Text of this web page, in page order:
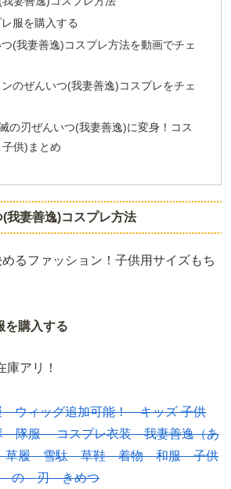
服を購入する
(我妻善逸)コスプレ方法を動画でチェ
のぜんいつ(我妻善逸)コスプレをチェ
の刃ぜんいつ(我妻善逸)に変身！コス
供)まとめ
我妻善逸)コスプレ方法
るファッション！子供用サイズもち
を購入する
アリ！
ィッグ追加可能！ キッズ 子供
隊服 コスプレ衣装 我妻善逸（あ
草履 雪駄 草鞋 着物 和服 子供
の 刃 きめつ